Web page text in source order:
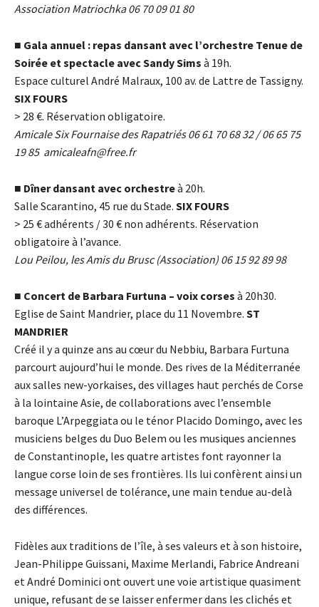
Association Matriochka 06 70 09 01 80
■ Gala annuel : repas dansant avec l’orchestre Tenue de
Soirée et spectacle avec Sandy Sims à 19h.
Espace culturel André Malraux, 100 av. de Lattre de Tassigny.
SIX FOURS
> 28 €. Réservation obligatoire.
Amicale Six Fournaise des Rapatriés 06 61 70 68 32 / 06 65 75
19 85 amicaleafn@free.fr
■ Dîner dansant avec orchestreà 20h.
Salle Scarantino, 45 rue du Stade. SIX FOURS
> 25 €adhérents / 30 € non adhérents. Réservation
obligatoire à l’avance.
Lou Peilou, les Amis du Brusc (Association) 06 15 92 89 98
■ Concert de Barbara Furtuna – voix corses à 20h30.
Eglise de Saint Mandrier, place du 11 Novembre. ST
MANDRIER
Créé il y a quinze ans au cœur du Nebbiu, Barbara Furtuna
parcourt aujourd’hui le monde. Des rives de la Méditerranée
aux salles new-yorkaises, des villages haut perchés de Corse
à la lointaine Asie, de collaborations avec l’ensemble
baroque L’Arpeggiata ou le ténor Placido Domingo, avec les
musiciens belges du Duo Belem ou les musiques anciennes
de Constantinople, les quatre artistes font rayonner la
langue corse loin de ses frontières. Ils lui confèrent ainsi un
message universel de tolérance, une main tendue au-delà
des différences.
Fidèles aux traditions de l’île, à ses valeurs et à son histoire,
Jean-Philippe Guissani, Maxime Merlandi, Fabrice Andreani
et André Dominici ont ouvert une voie artistique quasiment
unique, refusant de se laisser enfermer dans les clichés et